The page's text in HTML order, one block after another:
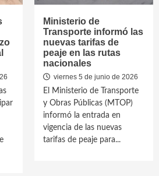
Ministerio de
Transporte informó las
nuevas tarifas de
peaje en las rutas
nacionales
viernes 5 de junio de 2026
El Ministerio de Transporte
y Obras Públicas (MTOP)
informó la entrada en
vigencia de las nuevas
tarifas de peaje para...